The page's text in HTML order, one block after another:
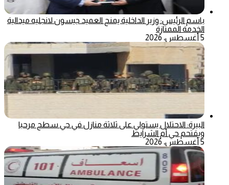
باسم الرئيس: وزير الداخلية يمنح العميد جيسون لانجليه ميدالية
الخدمة الممتازة
5 أغسطس، 2026
البيرة: الاحتلال يستولي على ثلاثة منازل في حي سطح مرحبا
ويقتحم حي أم الشرايط
5 أغسطس، 2026